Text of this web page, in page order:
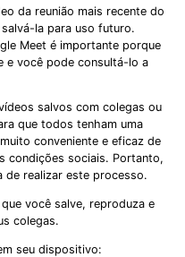
da reunião mais recente do
la para uso futuro.
Meet é importante porque
e você pode consultá-lo a
salvos com colegas ou
que todos tenham uma
conveniente e eficaz de
condições sociais. Portanto,
de realizar este processo.
você salve, reproduza e
colegas.
seu dispositivo: